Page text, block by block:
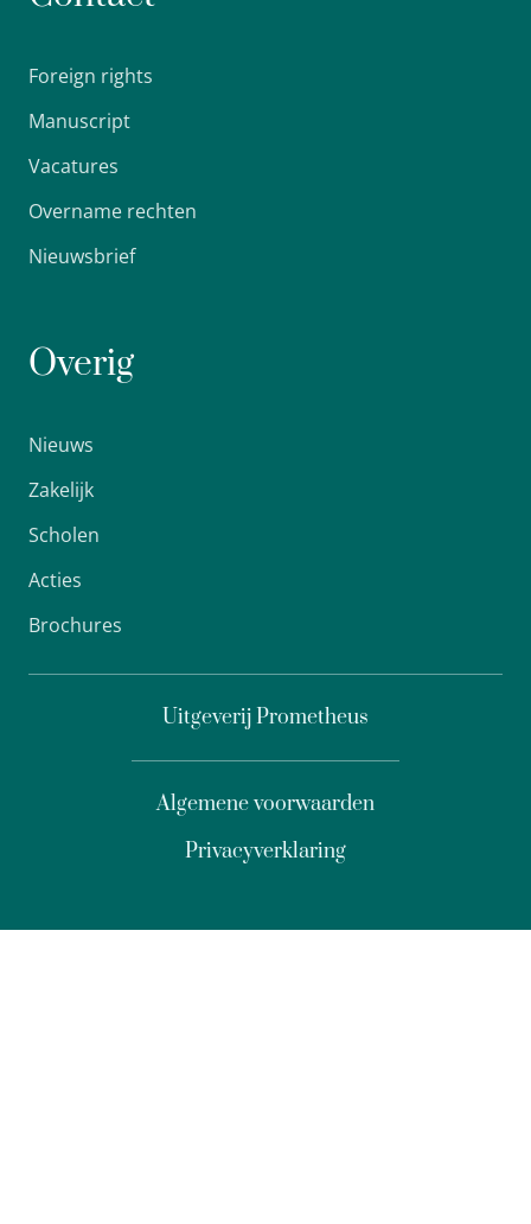
Foreign rights
Manuscript
Vacatures
Overname rechten
Nieuwsbrief
Overig
Nieuws
Zakelijk
Scholen
Acties
Brochures
Uitgeverij Prometheus
Privacyverklaring
Algemene voorwaarden